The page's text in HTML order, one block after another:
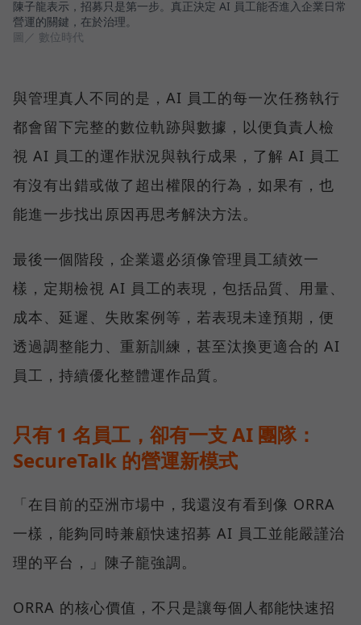
陳子龍表示，招募只是第一步。真正決定 AI 員工能否進入企業日常
營運的關鍵，在於治理。
圖／ 數位時代
與管理真人不同的是，AI 員工的每一次任務執行
都會留下完整的數位軌跡與數據，以便負責人檢
視 AI 員工的運作狀況與執行成果，了解 AI 員工
有沒有出錯或做了超出權限的行為，如果有，也
能進一步找出原因再思考解決方法。
最後一個階段，企業還必須像管理員工績效一
樣，定期檢視 AI 員工的表現，包括品質、用量、
成本、延遲、失敗案例等，若表現未達預期，便
透過調整能力、重新訓練，甚至汰換更適合的 AI
員工，持續優化整體運作品質。
只有 1 名員工，卻有一支 AI 團隊：
SecureTalk 的營運新模式
「在目前的亞洲市場中，我還沒有看到像 ORRA
一樣，能夠同時兼顧快速招募 AI 員工並能嚴謹治
理的平台，」陳子龍強調。
ORRA 的核心價值，不只是讓每個人都能快速招